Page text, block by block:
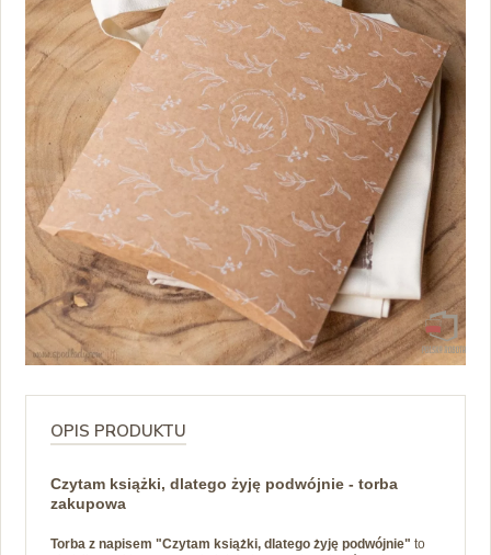
OPIS PRODUKTU
Czytam książki, dlatego żyję podwójnie - torba
zakupowa
Torba z napisem "Czytam książki, dlatego żyję podwójnie" to